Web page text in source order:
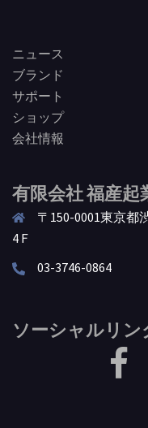
ニュース
ブランド
サポート
ショップ
会社情報
有限会社 福産起
〒150-0001東京都
4Ｆ
03-3746-0864
ソーシャルリン